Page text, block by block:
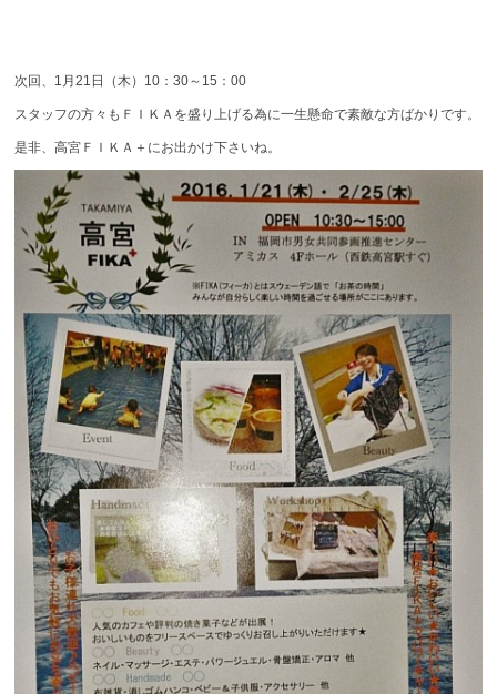
次回、1月21日（木）10：30～15：00
スタッフの方々もＦＩＫＡを盛り上げる為に一生懸命で素敵な方ばかりです。
是非、高宮ＦＩＫＡ＋にお出かけ下さいね。